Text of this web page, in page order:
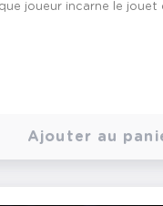
joueur incarne le jouet
Ajouter au